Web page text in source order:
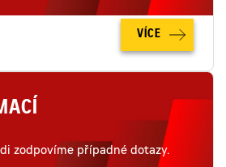
VÍCE
zodpovíme případné dotazy.